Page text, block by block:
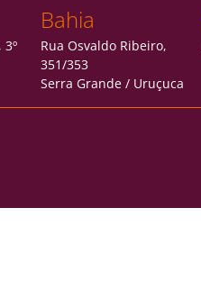
Bahia
Rua Osvaldo Ribeiro,
351/353
Serra Grande / Uruçuca